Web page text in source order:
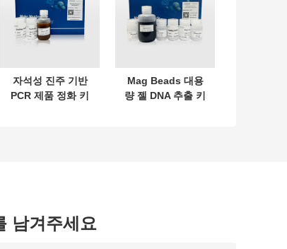
자석성 진주 기반
PCR 제품 정화 키
Mag Beads 대용
량 젤 DNA 추출 키
남겨주세요